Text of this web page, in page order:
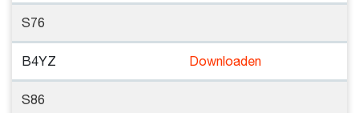
S76
B4YZ Downloaden
S86